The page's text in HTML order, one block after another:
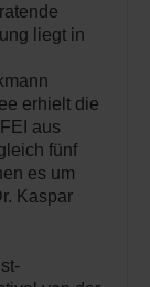
liegt in
erhielt die
aus
fünf
es um
Kaspar